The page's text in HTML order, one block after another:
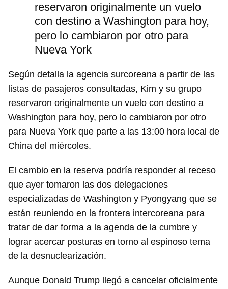
reservaron originalmente un vuelo
con destino a Washington para hoy,
pero lo cambiaron por otro para
Nueva York
Según detalla la agencia surcoreana a partir de las
listas de pasajeros consultadas, Kim y su grupo
reservaron originalmente un vuelo con destino a
Washington para hoy, pero lo cambiaron por otro
para Nueva York que parte a las 13:00 hora local de
China del miércoles.
El cambio en la reserva podría responder al receso
que ayer tomaron las dos delegaciones
especializadas de Washington y Pyongyang que se
están reuniendo en la frontera intercoreana para
tratar de dar forma a la agenda de la cumbre y
lograr acercar posturas en torno al espinoso tema
de la desnuclearización.
Aunque Donald Trump llegó a cancelar oficialmente